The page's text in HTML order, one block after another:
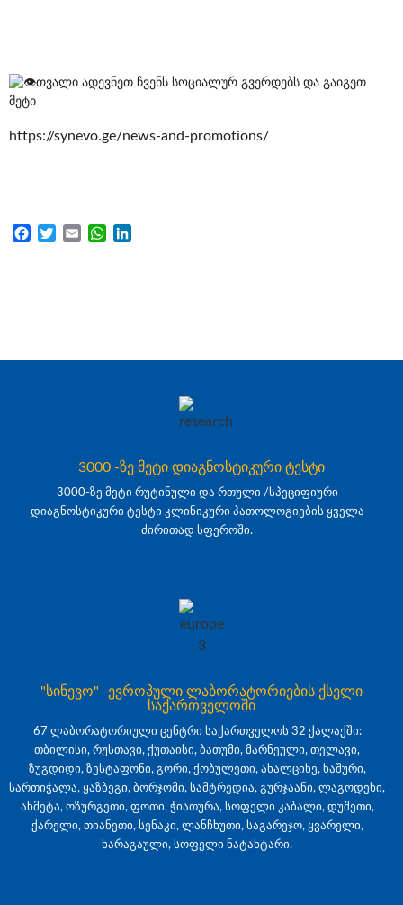
თვალი ადევნეთ ჩვენს სოციალურ გვერდებს და გაიგეთ
მეტი
https://synevo.ge/news-and-promotions/
FacebookTwitter
Email WhatsApp
3000 -ზე მეტი დიაგნოსტიკური ტესტი
3000-ზე მეტი რუტინული და რთული /სპეციფიური
დიაგნოსტიკური ტესტი კლინიკური პათოლოგიების ყველა
ძირითად სფეროში.
"სინევო" -ევროპული ლაბორატორიების ქსელი
საქართველოში
67 ლაბორატორიული ცენტრი საქართველოს 32 ქალაქში:
თბილისი, რუსთავი, ქუთაისი, ბათუმი, მარნეული, თელავი,
ზუგდიდი, ზესტაფონი, გორი, ქობულეთი, ახალციხე, ხაშური,
სართიჭალა, ყაზბეგი, ბორჯომი, სამტრედია, გურჯაანი, ლაგოდეხი,
ახმეტა, ოზურგეთი, ფოთი, ჭიათურა, სოფელი კაბალი, დუშეთი,
ქარელი, თიანეთი, სენაკი, ლანჩხუთი, საგარეჯო, ყვარელი,
ხარაგაული, სოფელი ნატახტარი.